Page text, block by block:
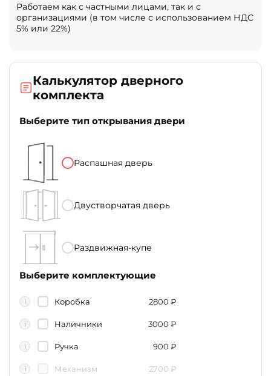
Работаем как с частными лицами, так и с
организациями (в том числе с использованием НДС
5% или 22%)
Калькулятор дверного
комплекта
Выберите тип открывания двери
Распашная дверь
Двустворчатая дверь
Раздвижная-купе
Выберите комплектующие
i Коробка 2800 ₽
i Наличники 3000 ₽
i Ручка 900 ₽
i Механизм 2700 ₽